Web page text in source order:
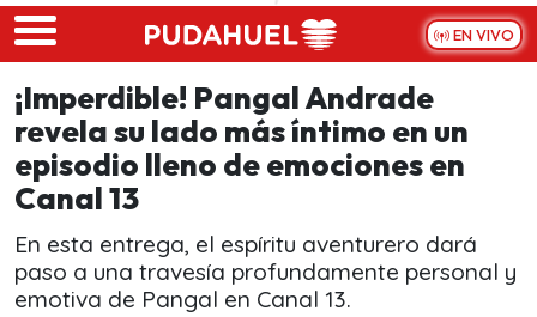
Skip to main content
EN VIVO
¡Imperdible! Pangal Andrade
revela su lado más íntimo en un
episodio lleno de emociones en
Canal 13
En esta entrega, el espíritu aventurero dará
paso a una travesía profundamente personal y
emotiva de Pangal en Canal 13.